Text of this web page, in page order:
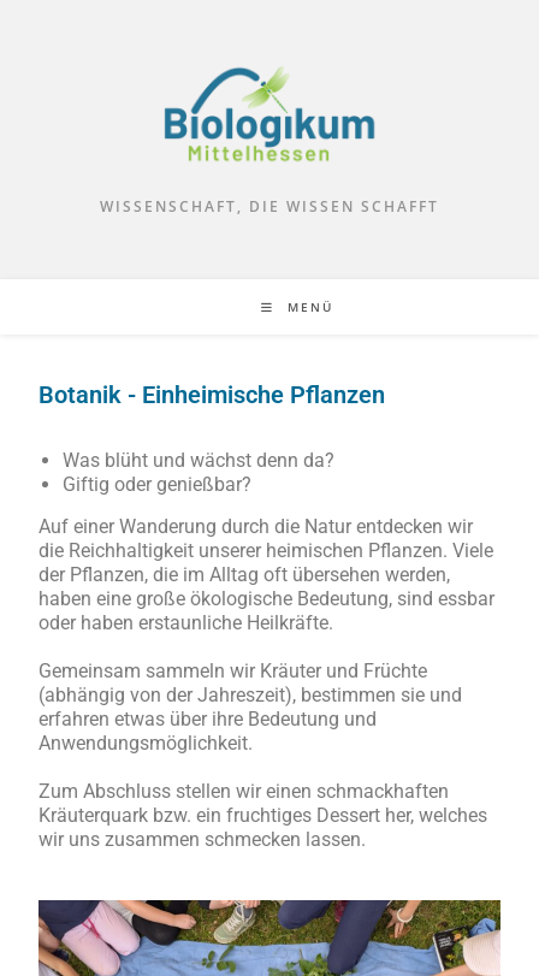
WISSENSCHAFT, DIE WISSEN SCHAFFT
MENÜ
Botanik - Einheimische Pflanzen
Was blüht und wächst denn da?
Giftig oder genießbar?
Auf einer Wanderung durch die Natur entdecken wir
die Reichhaltigkeit unserer heimischen Pflanzen. Viele
der Pflanzen, die im Alltag oft übersehen werden,
haben eine große ökologische Bedeutung, sind essbar
oder haben erstaunliche Heilkräfte.
Gemeinsam sammeln wir Kräuter und Früchte
(abhängig von der Jahreszeit), bestimmen sie und
erfahren etwas über ihre Bedeutung und
Anwendungsmöglichkeit.
Zum Abschluss stellen wir einen schmackhaften
Kräuterquark bzw. ein fruchtiges Dessert her, welches
wir uns zusammen schmecken lassen.